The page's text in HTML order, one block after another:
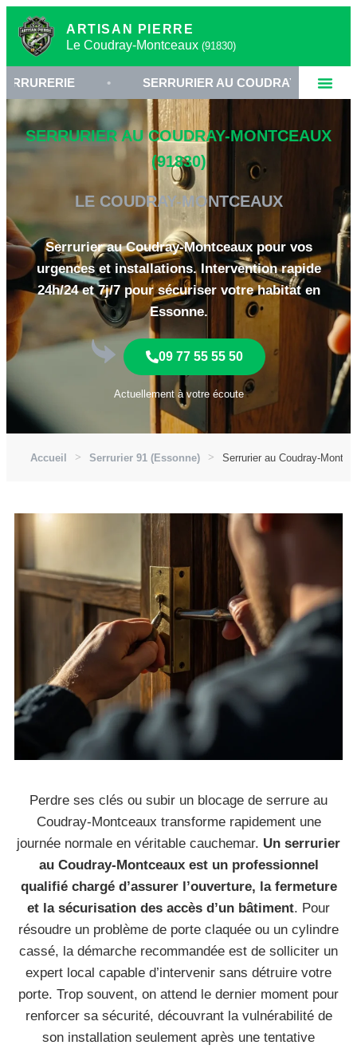
ARTISAN PIERRE
Le Coudray-Montceaux (91830)
• SERRURIER AU COUDRAY-MONTCEAUX
SERRURIER AU COUDRAY-MONTCEAUX
(91830)
LE COUDRAY-MONTCEAUX
Serrurier au Coudray-Montceaux pour vos
urgences et installations. Intervention rapide
24h/24 et 7j/7 pour sécuriser votre habitat en
Essonne.
09 77 55 55 50
Actuellement à votre écoute
Accueil Serrurier 91 (Essonne) Serrurier au Coudray-
Perdre ses clés ou subir un blocage de serrure au
Coudray-Montceaux transforme rapidement une
journée normale en véritable cauchemar. Un serrurier
au Coudray-Montceaux est un professionnel
qualifié chargé d’assurer l’ouverture, la fermeture
et la sécurisation des accès d’un bâtiment. Pour
résoudre un problème de porte claquée ou un cylindre
cassé, la démarche recommandée est de solliciter un
expert local capable d’intervenir sans détruire votre
porte. Trop souvent, on attend le dernier moment pour
renforcer sa sécurité, découvrant la vulnérabilité de
son installation seulement après une tentative